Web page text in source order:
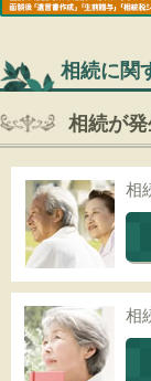
相続に関
相続が
相
相